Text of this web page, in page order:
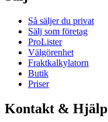
Så säljer du privat
Sälj som företag
ProLister
Välgörenhet
Fraktkalkylatorn
Butik
Priser
Kontakt & Hjälp